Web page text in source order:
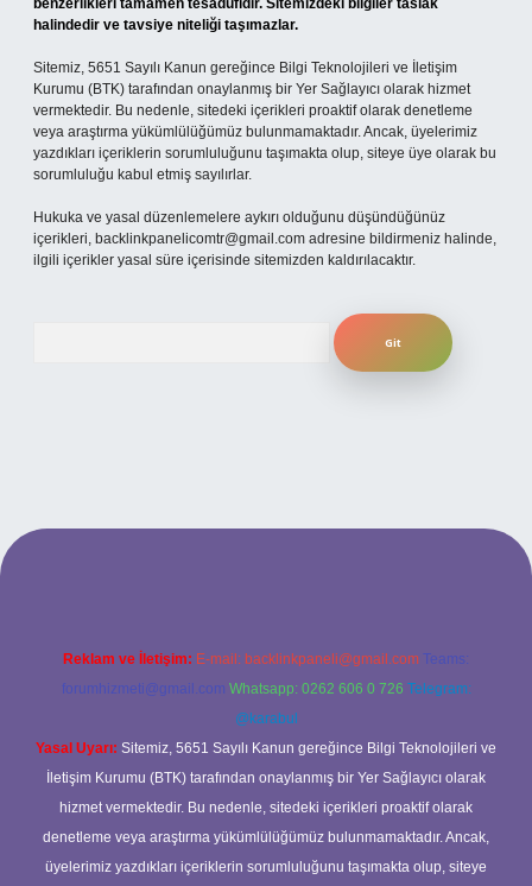
benzerlikleri tamamen tesadüfidir. Sitemizdeki bilgiler taslak
halindedir ve tavsiye niteliği taşımazlar.
Sitemiz, 5651 Sayılı Kanun gereğince Bilgi Teknolojileri ve İletişim
Kurumu (BTK) tarafından onaylanmış bir Yer Sağlayıcı olarak hizmet
vermektedir. Bu nedenle, sitedeki içerikleri proaktif olarak denetleme
veya araştırma yükümlülüğümüz bulunmamaktadır. Ancak, üyelerimiz
yazdıkları içeriklerin sorumluluğunu taşımakta olup, siteye üye olarak bu
sorumluluğu kabul etmiş sayılırlar.
Hukuka ve yasal düzenlemelere aykırı olduğunu düşündüğünüz
içerikleri, backlinkpanelicomtr@gmail.com adresine bildirmeniz halinde,
ilgili içerikler yasal süre içerisinde sitemizden kaldırılacaktır.
bahis sitesi
Reklam ve İletişim: E-mail: backlinkpaneli@gmail.com Teams:
forumhizmeti@gmail.com Whatsapp: 0262 606 0 726 Telegram:
@karabul
Yasal Uyarı: Sitemiz, 5651 Sayılı Kanun gereğince Bilgi Teknolojileri ve
İletişim Kurumu (BTK) tarafından onaylanmış bir Yer Sağlayıcı olarak
hizmet vermektedir. Bu nedenle, sitedeki içerikleri proaktif olarak
denetleme veya araştırma yükümlülüğümüz bulunmamaktadır. Ancak,
üyelerimiz yazdıkları içeriklerin sorumluluğunu taşımakta olup, siteye